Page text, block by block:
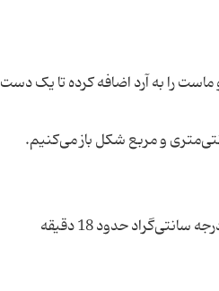
را به آرد اضافه کرده تا یک دست
* کف سینی فر را کمی چرب کرده و نان‌ها را روی آن قرار داده در فر می‌گذاریم و با حرارت 180 درجه سانتی‌گراد حدود 18 دقیقه